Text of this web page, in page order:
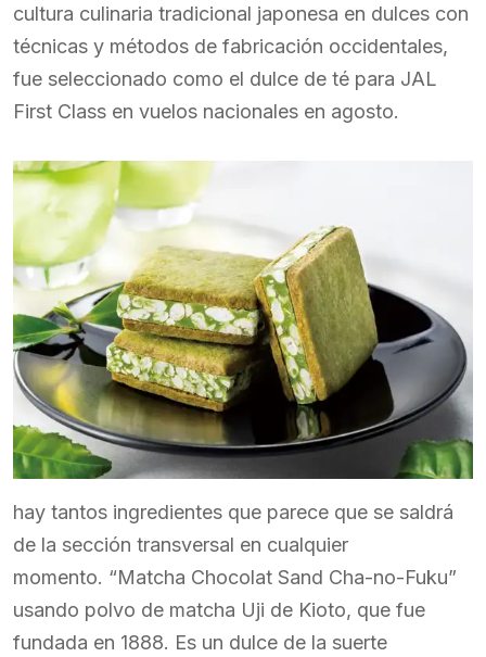
cultura culinaria tradicional japonesa en dulces con
técnicas y métodos de fabricación occidentales,
fue seleccionado como el dulce de té para JAL
First Class en vuelos nacionales en agosto.
hay tantos ingredientes que parece que se saldrá
de la sección transversal en cualquier
momento. “Matcha Chocolat Sand Cha-no-Fuku”
usando polvo de matcha Uji de Kioto, que fue
fundada en 1888. Es un dulce de la suerte